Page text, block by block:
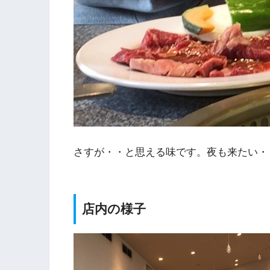
さすが・・と思える味です。夜も来たい
店内の様子